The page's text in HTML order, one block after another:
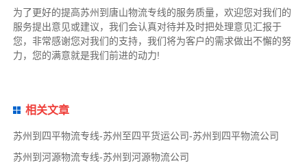
为了更好的提高苏州到唐山物流专线的服务质量，欢迎您对我们的
服务提出意见或建议，我们会认真对待并及时把处理意见汇报于
您，非常感谢您对我们的支持，我们将为客户的需求做出不懈的努
力，您的满意就是我们前进的动力!
相关文章
苏州到四平物流专线-苏州至四平货运公司-苏州到四平物流公司
苏州到河源物流专线-苏州到河源物流公司